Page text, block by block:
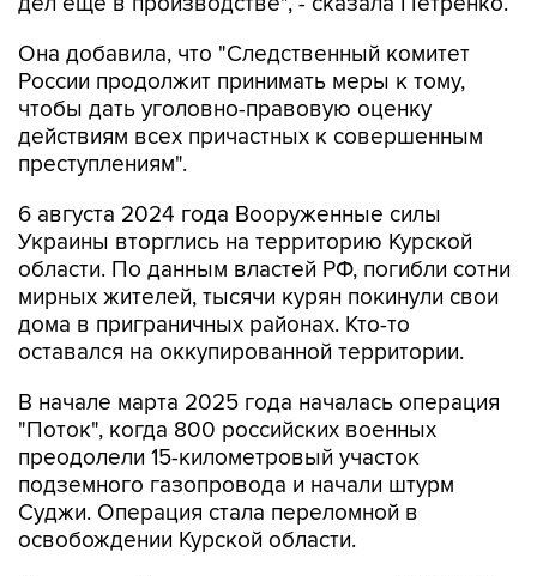
Она добавила, что "Cледственный комитет
России продолжит принимать меры к тому,
чтобы дать уголовно-правовую оценку
действиям всех причастных к совершенным
преступлениям".
6 августа 2024 года Вооруженные силы
Украины вторглись на территорию Курской
области. По данным властей РФ, погибли сотни
мирных жителей, тысячи курян покинули свои
дома в приграничных районах. Кто-то
оставался на оккупированной территории.
В начале марта 2025 года началась операция
"Поток", когда 800 российских военных
преодолели 15-километровый участок
подземного газопровода и начали штурм
Суджи. Операция стала переломной в
освобождении Курской области.